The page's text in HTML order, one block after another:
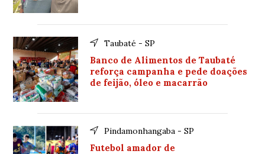
Taubaté - SP
Banco de Alimentos de Taubaté
reforça campanha e pede doações
de feijão, óleo e macarrão
Pindamonhangaba - SP
Futebol amador de